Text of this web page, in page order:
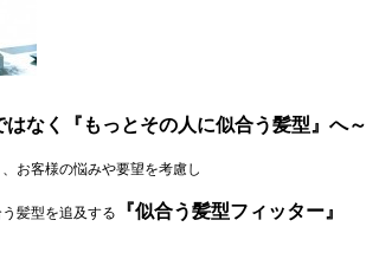
なく『もっとその人に似合う髪型』へ～
お客様の悩みや要望を考慮し
髪型を追及する 『似合う髪型フィッター』